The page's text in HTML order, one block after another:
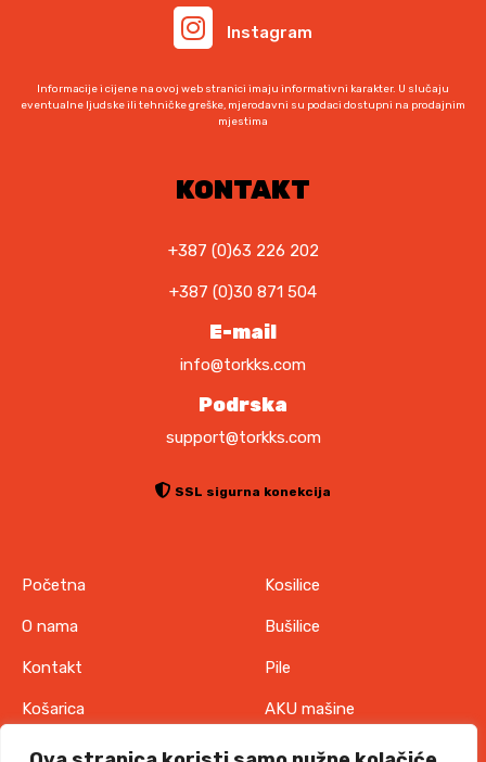
Instagram
Informacije i cijene na ovoj web stranici imaju informativni karakter. U slučaju
eventualne ljudske ili tehničke greške, mjerodavni su podaci dostupni na prodajnim
mjestima
KONTAKT
+387 (0)63 226 202
+387 (0)30 871 504
E-mail
info@torkks.com
Podrska
support@torkks.com
SSL sigurna konekcija
Početna
O nama
Kontakt
Košarica
Pravila o zaštiti
Kosilice
Bušilice
Pile
AKU mašine